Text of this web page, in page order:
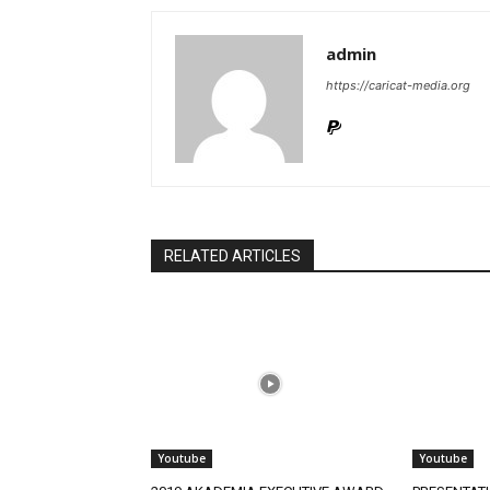
admin
https://caricat-media.org
RELATED ARTICLES
Youtube Youtube